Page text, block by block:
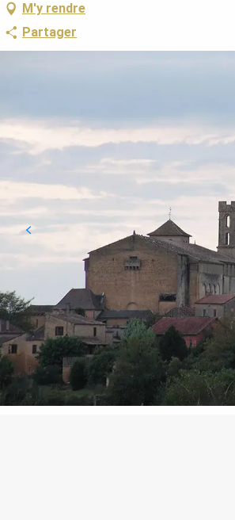
M'y rendre
Partager